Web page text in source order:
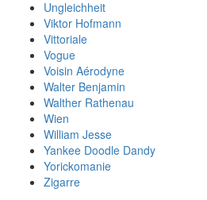
Ungleichheit
Viktor Hofmann
Vittoriale
Vogue
Voisin Aérodyne
Walter Benjamin
Walther Rathenau
Wien
William Jesse
Yankee Doodle Dandy
Yorickomanie
Zigarre